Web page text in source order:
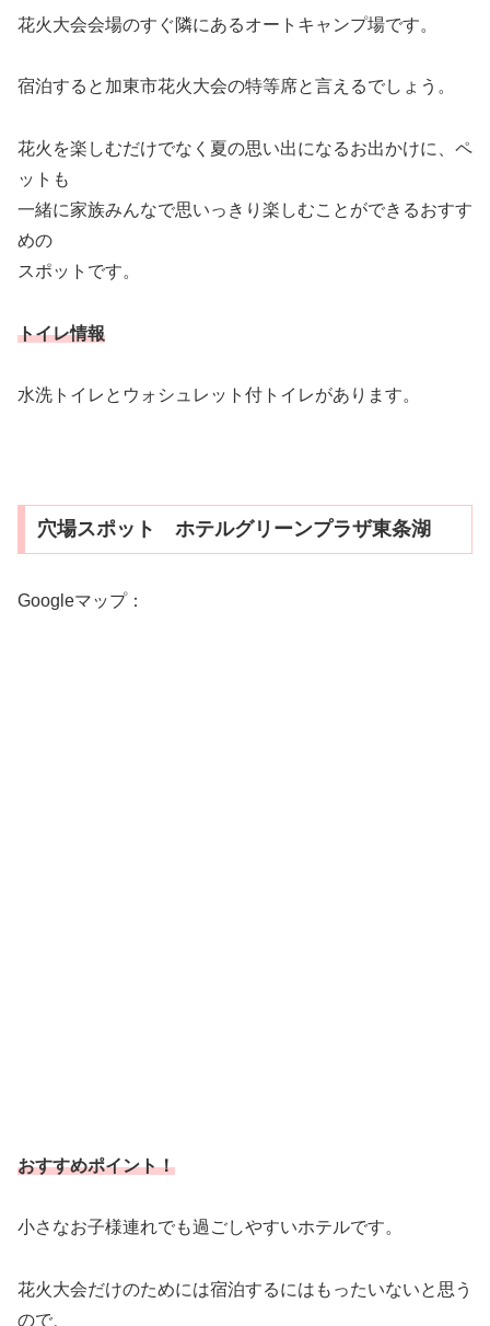
花火大会会場のすぐ隣にあるオートキャンプ場です。
宿泊すると加東市花火大会の特等席と言えるでしょう。
花火を楽しむだけでなく夏の思い出になるお出かけに、ペ
ットも
一緒に家族みんなで思いっきり楽しむことができるおすす
めの
スポットです。
トイレ情報
水洗トイレとウォシュレット付トイレがあります。
穴場スポット ホテルグリーンプラザ東条湖
Googleマップ：
おすすめポイント！
小さなお子様連れでも過ごしやすいホテルです。
花火大会だけのためには宿泊するにはもったいないと思う
ので、